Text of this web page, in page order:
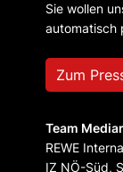
Sie wollen
automatisch
Zum
Team
REWE
IZ NÖ-Süd,